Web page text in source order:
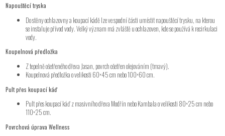
Napouštěcí tryska
Do stěny ochlazovny a koupací kádě lze ve spodní části umístit napouštěcí trysku, na kterou
se instaluje přívod vody. Velký význam má zvláště u ochlazoven, kde se používá k recirkulaci
vody.
Koupelnová předložka
Z tepelně ošetřeného dřeva Jasan, povrch ošetřen olejováním (tmavý).
Koupelnová předložka o velikosti 60×45 cm nebo 100×60 cm.
Pult přes koupací káď
Pult přes koupací káď z masivního dřeva Modřín nebo Kambala o velikosti 80×25 cm nebo
110×25 cm.
Povrchová úprava Wellness